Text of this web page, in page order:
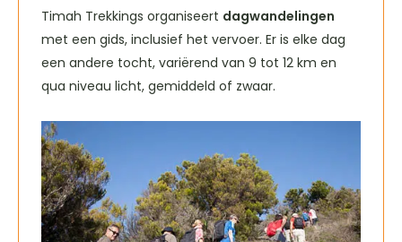
Timah Trekkings organiseert dagwandelingen
met een gids, inclusief het vervoer. Er is elke dag
een andere tocht, variërend van 9 tot 12 km en
qua niveau licht, gemiddeld of zwaar.